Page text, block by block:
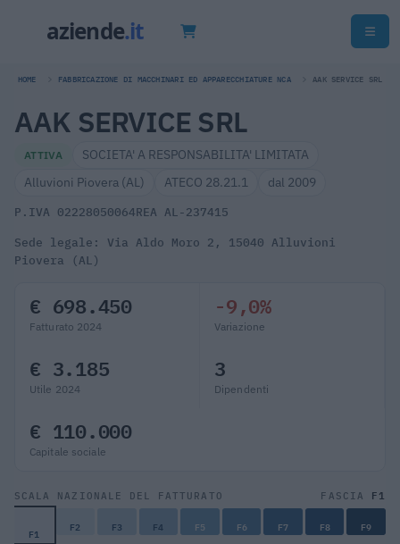
HOME FABBRICAZIONE DI MACCHINARI ED APPARECCHIATURE NCA AAK SERVICE SRL
AAK SERVICE SRL
ATTIVA
SOCIETA' A RESPONSABILITA' LIMITATA
Alluvioni Piovera (AL)
ATECO 28.21.1 dal 2009
P.IVA 02228050064REA AL-237415
Sede legale: Via Aldo Moro 2, 15040 Alluvioni
Piovera (AL)
€ 698.450
Fatturato 2024
-9,0%
Variazione
€ 3.185
Utile 2024
3
Dipendenti
€ 110.000
Capitale sociale
SCALA NAZIONALE DEL FATTURATO FASCIA F1
F1 F2 F3 F4 F5 F6 F7 F8 F9